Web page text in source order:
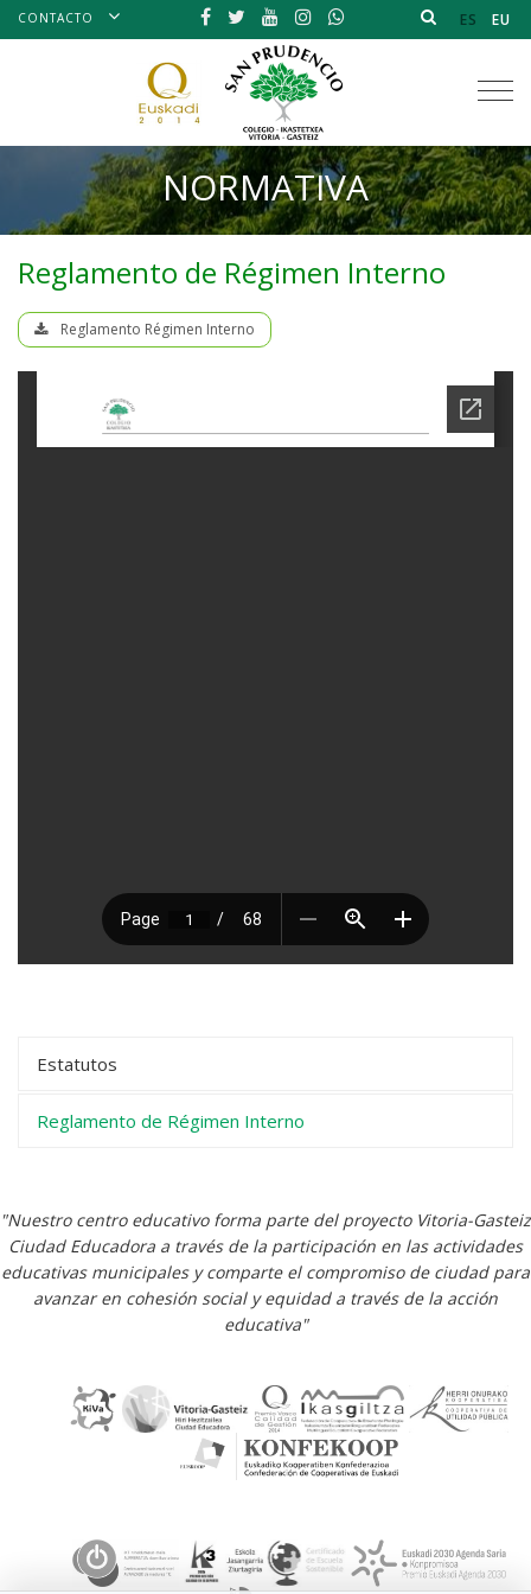
CONTACTO ES EU
NORMATIVA
Reglamento de Régimen Interno
Reglamento Régimen Interno
Estatutos
Reglamento de Régimen Interno
"Nuestro centro educativo forma parte del proyecto Vitoria-Gasteiz
Ciudad Educadora a través de la participación en las actividades
educativas municipales y comparte el compromiso de ciudad para
avanzar en cohesión social y equidad a través de la acción
educativa"